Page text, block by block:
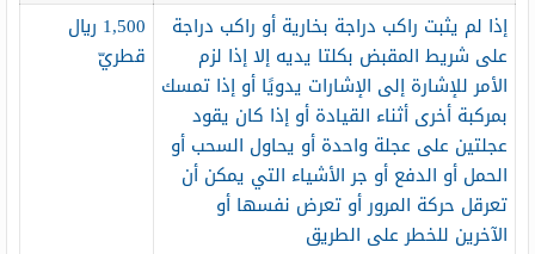
إذا لم يثبت راكب دراجة بخارية أو راكب دراجة
على شريط المقبض بكلتا يديه إلا إذا لزم
الأمر للإشارة إلى الإشارات يدويًا أو إذا تمسك
بمركبة أخرى أثناء القيادة أو إذا كان يقود
عجلتين على عجلة واحدة أو يحاول السحب أو
الحمل أو الدفع أو جر الأشياء التي يمكن أن
تعرقل حركة المرور أو تعرض نفسها أو
الآخرين للخطر على الطريق
1,500 ريال
قطريّ